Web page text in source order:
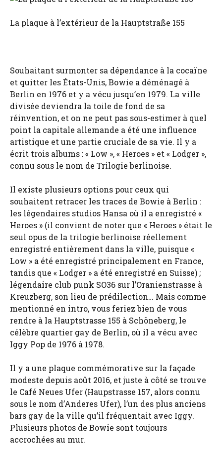
La plaque à l’extérieur de la Hauptstraße 155
Souhaitant surmonter sa dépendance à la cocaïne
et quitter les États-Unis, Bowie a déménagé à
Berlin en 1976 et y a vécu jusqu’en 1979. La ville
divisée deviendra la toile de fond de sa
réinvention, et on ne peut pas sous-estimer à quel
point la capitale allemande a été une influence
artistique et une partie cruciale de sa vie. Il y a
écrit trois albums : « Low », « Heroes » et « Lodger »,
connu sous le nom de Trilogie berlinoise.
Il existe plusieurs options pour ceux qui
souhaitent retracer les traces de Bowie à Berlin :
les légendaires studios Hansa où il a enregistré «
Heroes » (il convient de noter que « Heroes » était le
seul opus de la trilogie berlinoise réellement
enregistré entièrement dans la ville, puisque «
Low » a été enregistré principalement en France,
tandis que « Lodger » a été enregistré en Suisse) ;
légendaire club punk SO36 sur l’Oranienstrasse à
Kreuzberg, son lieu de prédilection… Mais comme
mentionné en intro, vous feriez bien de vous
rendre à la Hauptstrasse 155 à Schöneberg, le
célèbre quartier gay de Berlin, où il a vécu avec
Iggy Pop de 1976 à 1978.
Il y a une plaque commémorative sur la façade
modeste depuis août 2016, et juste à côté se trouve
le Café Neues Ufer (Haupstrasse 157, alors connu
sous le nom d’Anderes Ufer), l’un des plus anciens
bars gay de la ville qu’il fréquentait avec Iggy.
Plusieurs photos de Bowie sont toujours
accrochées au mur.